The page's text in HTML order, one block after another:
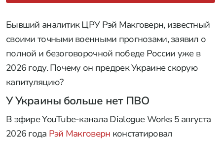
Бывший аналитик ЦРУ Рэй Макговерн, известный
своими точными военными прогнозами, заявил о
полной и безоговорочной победе России уже в
2026 году. Почему он предрек Украине скорую
капитуляцию?
У Украины больше нет ПВО
В эфире YouTube-канала Dialogue Works 5 августа
2026 года Рэй Макговерн констатировал